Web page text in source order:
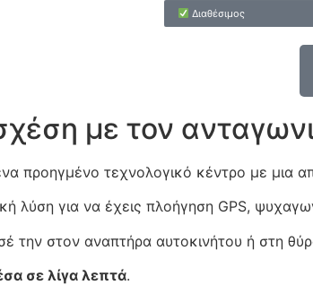
Διαθέσιμος
με τον
προηγμένο τεχνολογικό κέντρο με μια
λύση για να έχεις πλοήγηση GPS,
την στον αναπτήρα αυτοκινήτου ή στη
σε λίγα λεπτά.